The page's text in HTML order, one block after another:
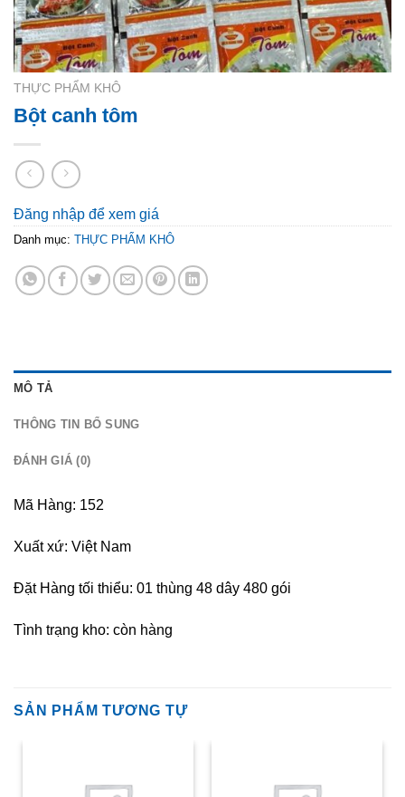
THỰC PHẨM KHÔ
Bột canh tôm
Đăng nhập để xem giá
Danh mục: THỰC PHẨM KHÔ
MÔ TẢ
THÔNG TIN BỔ SUNG
ĐÁNH GIÁ (0)
Mã Hàng: 152
Xuất xứ: Việt Nam
Đặt Hàng tối thiểu: 01 thùng 48 dây 480 gói
Tình trạng kho: còn hàng
SẢN PHẨM TƯƠNG TỰ